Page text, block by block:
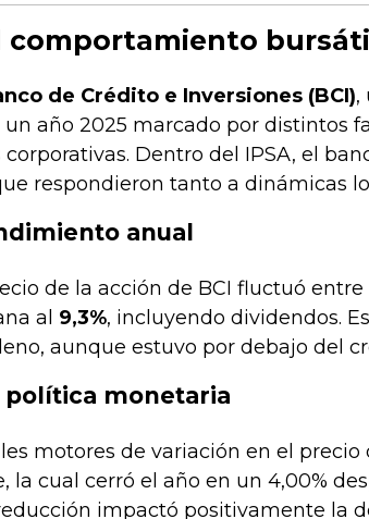
comportamiento
de Crédito e Inversiones (BCI),
año 2025 marcado por distintos
Dentro del IPSA, el
respondieron tanto a dinámicas
anual
de la acción de BCI fluctuó entre
al 9,3%, incluyendo dividendos.
aunque estuvo por debajo del
política monetaria
motores de variación en el precio
la cual cerró el año en un 4,00%
impactó positivamente la